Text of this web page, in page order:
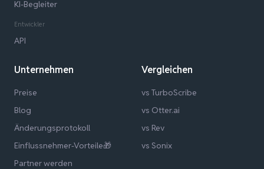
KI-Begleiter
Entwickler
API
Unternehmen
Preise
Blog
Änderungsprotokoll
Einflussnehmer-Vorteile🎁
Partner werden
Vergleichen
vs TurboScribe
vs Otter.ai
vs Rev
vs Sonix